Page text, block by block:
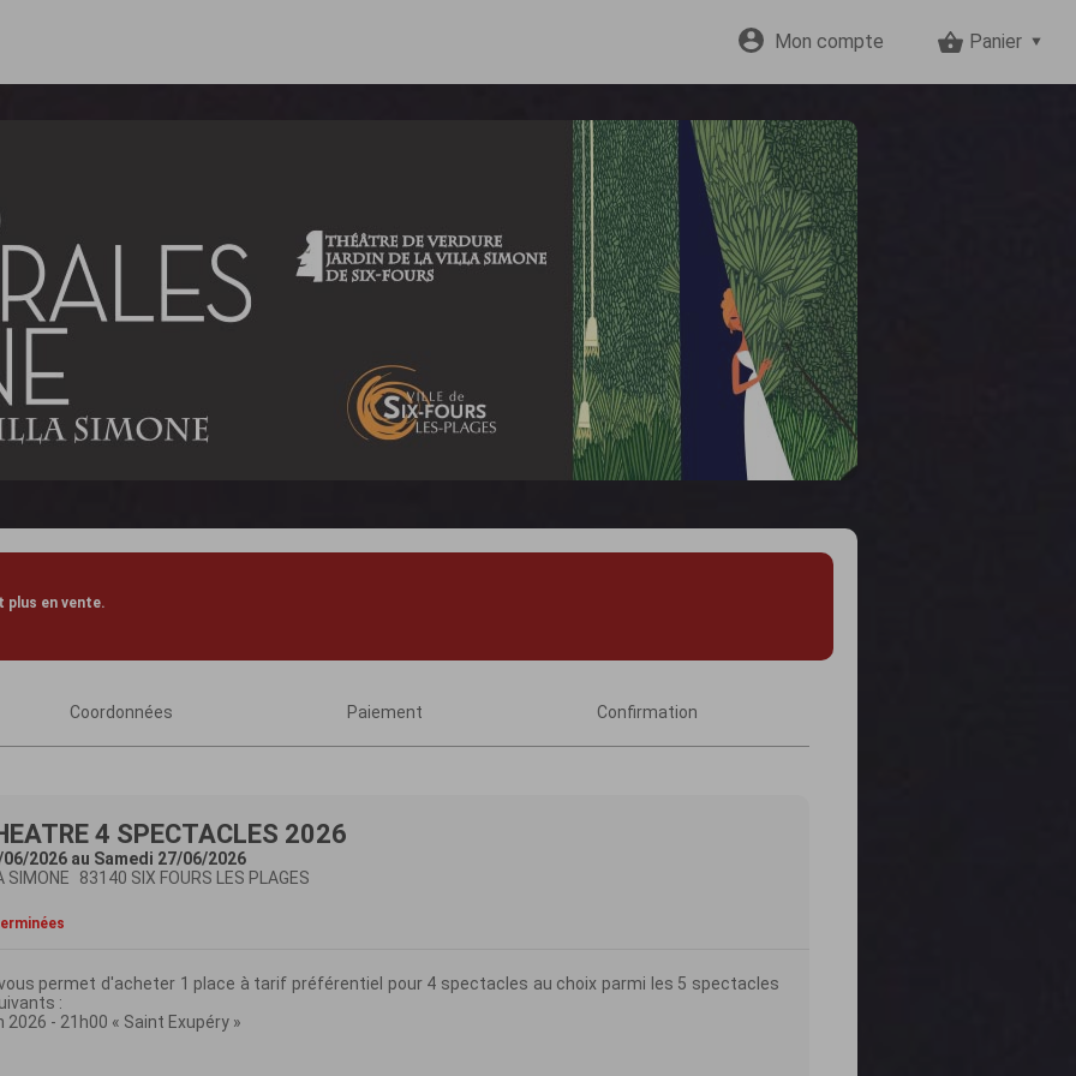
Panier
Mon compte
en vente.
Coordonnées Paiement Confirmation
4 SPECTACLES 2026
06/2026 au Samedi 27/06/2026
SIMONE
83140 SIX FOURS LES PLAGES
vous permet d'acheter 1 place à tarif préférentiel pour 4 spectacles au choix parmi les 5 spectacles
:
2026 - 21h00 « Saint Exupéry »
- 21h00 « Le Barbier de Séville »